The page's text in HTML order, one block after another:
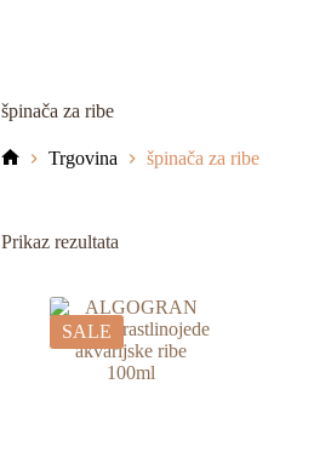
špinača za ribe
Trgovina špinača za ribe
Prikaz rezultata
SALE